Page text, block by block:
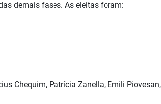
demais fases. As eleitas foram:
Chequim, Patrícia Zanella, Emili Piovesan,